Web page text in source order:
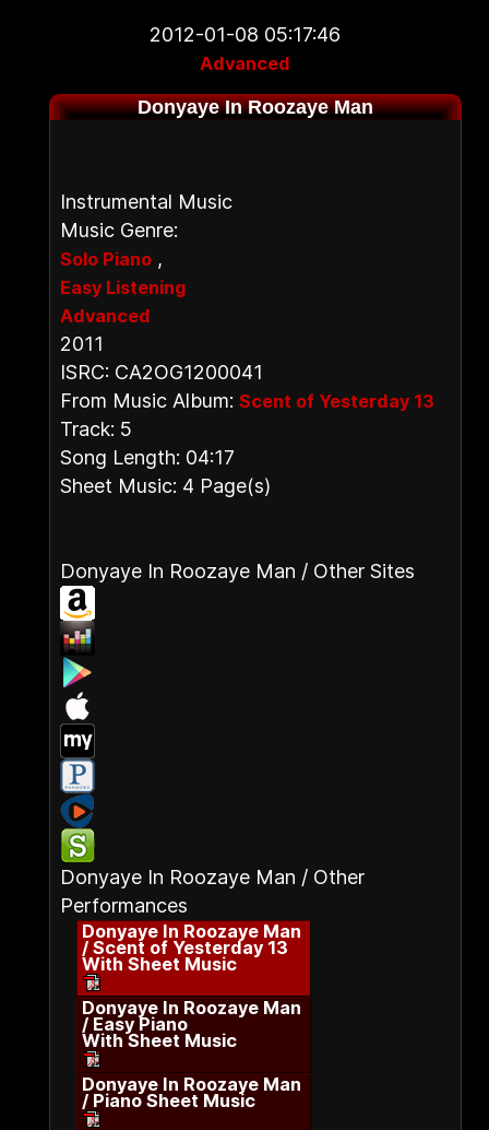
2012-01-08 05:17:46
Advanced
Donyaye In Roozaye Man
Instrumental Music
Music Genre:
Solo Piano ,
Easy Listening
Advanced
2011
ISRC: CA2OG1200041
From Music Album: Scent of Yesterday 13
Track: 5
Song Length: 04:17
Sheet Music: 4 Page(s)
Donyaye In Roozaye Man / Other Sites
Donyaye In Roozaye Man / Other
Performances
Donyaye In Roozaye Man
/ Scent of Yesterday 13
With Sheet Music
Donyaye In Roozaye Man
/ Easy Piano
With Sheet Music
Donyaye In Roozaye Man
/ Piano Sheet Music